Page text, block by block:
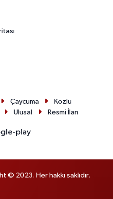
Çaycuma
Kozlu
Ulusal Resmi İlan
© 2023. Her hakkı saklıdır.